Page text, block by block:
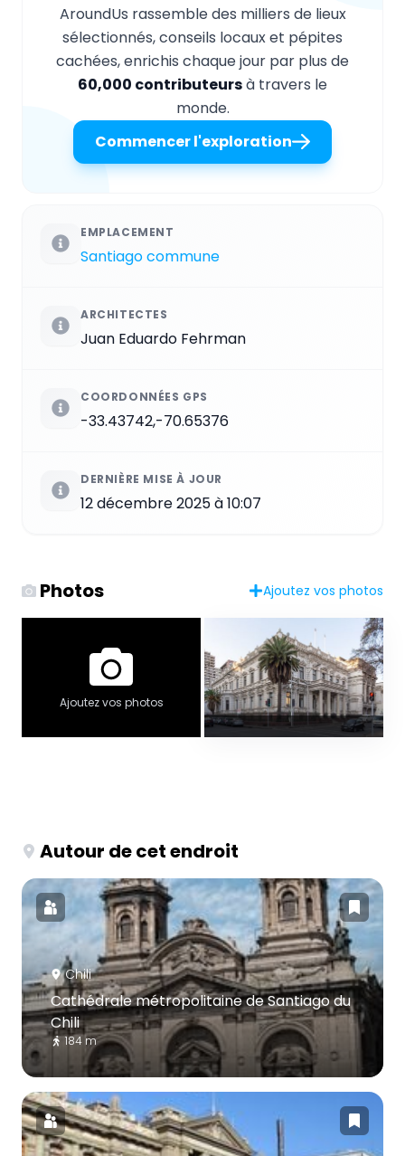
AroundUs rassemble des milliers de lieux
sélectionnés, conseils locaux et pépites
cachées, enrichis chaque jour par plus de
60,000 contributeursà travers le
monde.
Commencer l'exploration
EMPLACEMENT
Santiago commune
ARCHITECTES
Juan Eduardo Fehrman
COORDONNÉES GPS
-33.43742,-70.65376
DERNIÈRE MISE À JOUR
12 décembre 2025 à 10:07
Photos Ajoutez vos photos
Ajoutez vos photos
Autour de cet endroit
Chili
Cathédrale métropolitaine de Santiago du
Chili
184 m